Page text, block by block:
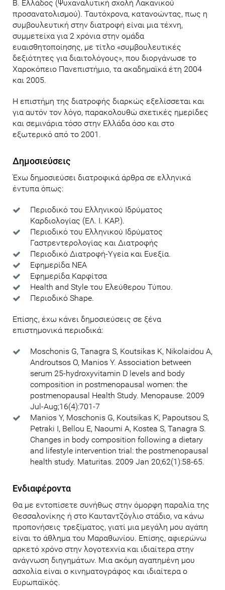
Β. Ελλάδος (Ψυχαναλυτική σχολή Λακανικού
προσανατολισμού). Ταυτόχρονα, κατανοώντας, πως η
συμβουλευτική στην διατροφή είναι μια τέχνη,
συμμετείχα για 2 χρόνια στην ομάδα
ευαισθητοποίησης, με τίτλο «συμβουλευτικές
δεξιότητες για διαιτολόγους», που διοργάνωσε το
Χαροκόπειο Πανεπιστήμιο, τα ακαδημαϊκά έτη 2004
και 2005.
Η επιστήμη της διατροφής διαρκώς εξελίσσεται και
για αυτόν τον λόγο, παρακολουθώ σχετικές ημερίδες
και σεμινάρια τόσο στην Ελλάδα όσο και στο
εξωτερικό από το 2001.
Δημοσιεύσεις
Έχω δημοσιεύσει διατροφικά άρθρα σε ελληνικά
έντυπα όπως:
Περιοδικό του Ελληνικού Ιδρύματος
Καρδιολογίας (ΕΛ. Ι. ΚΑΡ.).
Περιοδικό του Ελληνικού Ιδρύματος
Γαστρεντερολογίας και Διατροφής
Περιοδικό Διατροφή-Υγεία και Ευεξία.
Εφημερίδα ΝΕΑ
Εφημερίδα Καρφίτσα
Health and Style του Ελεύθερου Τύπου.
Περιοδικό Shape.
Επίσης, έχω κάνει δημοσιεύσεις σε ξένα
επιστημονικά περιοδικά:
Moschonis G, Tanagra S, Koutsikas K, Nikolaidou A,
Androutsos O, Manios Y. Association between
serum 25-hydroxyvitamin D levels and body
composition in postmenopausal women: the
postmenopausal Health Study. Menopause. 2009
Jul-Aug;16(4):701-7
Manios Y, Moschonis G, Koutsikas K, Papoutsou S,
Petraki I, Bellou E, Naoumi A, Kostea S, Tanagra S.
Changes in body composition following a dietary
and lifestyle intervention trial: the postmenopausal
health study. Maturitas. 2009 Jan 20;62(1):58-65.
Ενδιαφέροντα
Θα με εντοπίσετε συνήθως στην όμορφη παραλία της
Θεσσαλονίκης ή στο Καυταντζόγλιο στάδιο, να κάνω
προπονήσεις τρεξίματος, γιατί μια μεγάλη μου αγάπη
είναι το άθλημα του Μαραθωνίου. Επίσης, αφιερώνω
αρκετό χρόνο στην λογοτεχνία και ιδιαίτερα στην
ανάγνωση διηγημάτων. Μια ακόμη αγαπημένη μου
ασχολία είναι ο κινηματογράφος και ιδιαίτερα ο
Ευρωπαϊκός.